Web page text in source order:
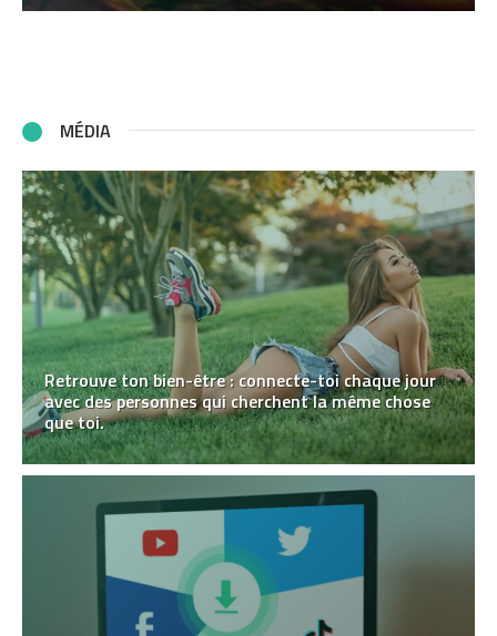
MÉDIA
Retrouve ton bien-être : connecte-toi chaque jour
avec des personnes qui cherchent la même chose
que toi.